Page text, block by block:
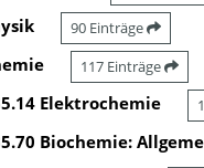
90 Einträge
117 Einträge
Elektrochemie
Biochemie: